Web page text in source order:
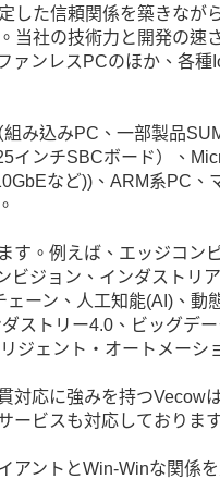
した信頼関係を築きなが
当社の技術力と開発の速
ァンレスPCのほか、各
み込みPC、一部製品
インチSBCボード）、
など))、ARM系PC、
す。例えば、エッジコン
ジョン、インダストリ
ーン、人工知能(AI)、動
ストリー4.0、ビッグデ
ジェント・オートメーシ
応に強みを持つVecow
ービスも対応しておりま
アントとWin-Winな関係